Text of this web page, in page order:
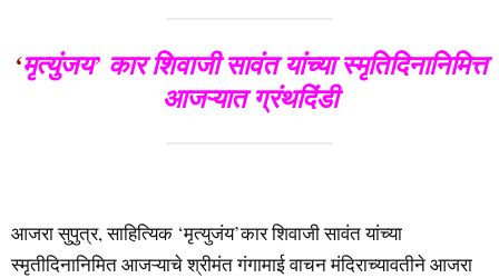
‘मृत्युंजय’ कार शिवाजी सावंत यांच्या स्मृतिदिनानिमित्त
आजऱ्यात ग्रंथदिंडी
आजरा सुपुत्र, साहित्यिक ‘मृत्युजंय’कार शिवाजी सावंत यांच्या
स्मृतीदिनानिमित आजऱ्याचे श्रीमंत गंगामाई वाचन मंदिराच्यावतीने आजरा